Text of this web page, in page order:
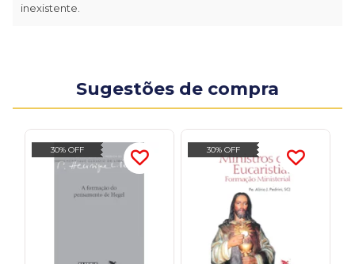
inexistente.
Sugestões de compra
30% OFF 30% OFF